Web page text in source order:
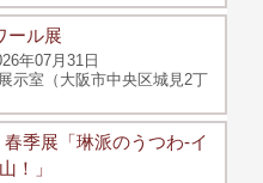
ール展
年07月31日
示室（大阪市中央区城見2丁
季展「琳派のうつわ‐イ
！」